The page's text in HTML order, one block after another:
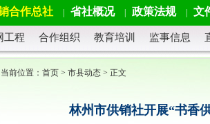
合作总社 省社概况 政策法规 文
工程 合作组织 教育培训 监事信息
当前位置： 首页 > 市县动态 > 正文
林州市供销社开展“书香